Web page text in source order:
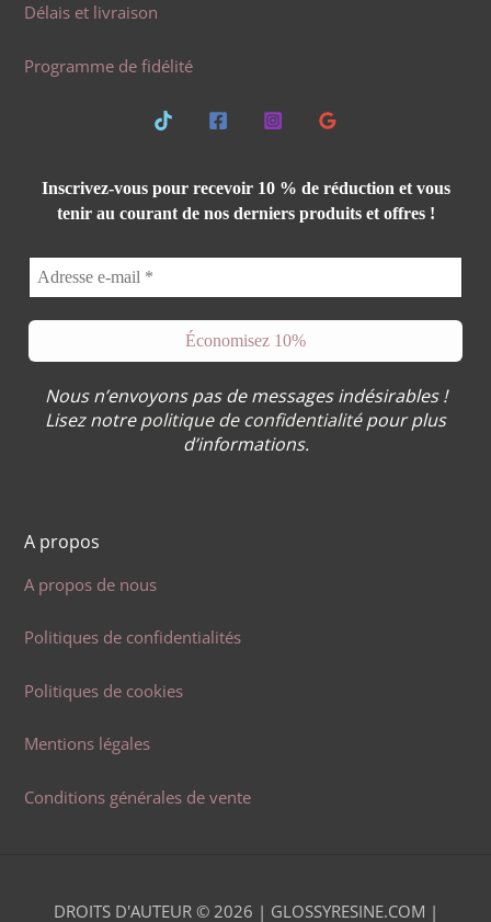
Délais et livraison
Programme de fidélité
Inscrivez-vous pour recevoir 10 % de réduction et vous
tenir au courant de nos derniers produits et offres !
Nous n’envoyons pas de messages indésirables !
Lisez notrepolitique de confidentialitépour plus
d’informations.
A propos
A propos de nous
Politiques de confidentialités
Politiques de cookies
Mentions légales
Conditions générales de vente
DROITS D'AUTEUR © 2026 | GLOSSYRESINE.COM |